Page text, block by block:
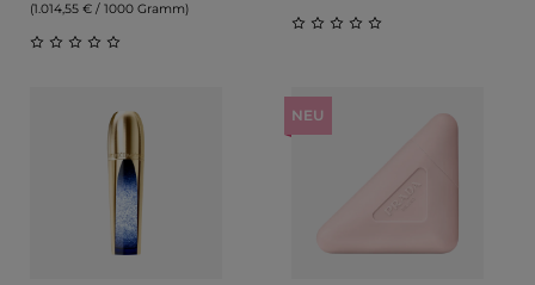
(1.014,55 € / 1000 Gramm)
NEU